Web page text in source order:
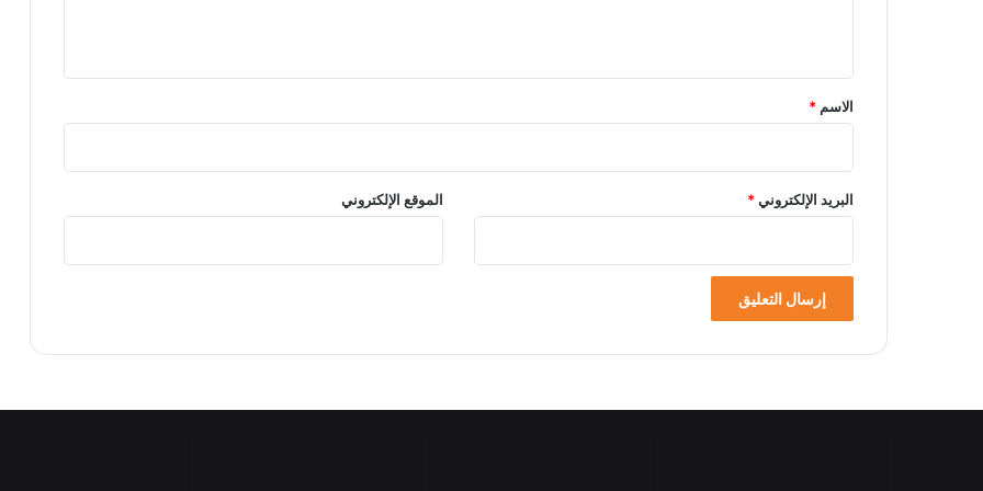
*
الاسم *
البريد الإلكتروني* الموقع الإلكتروني